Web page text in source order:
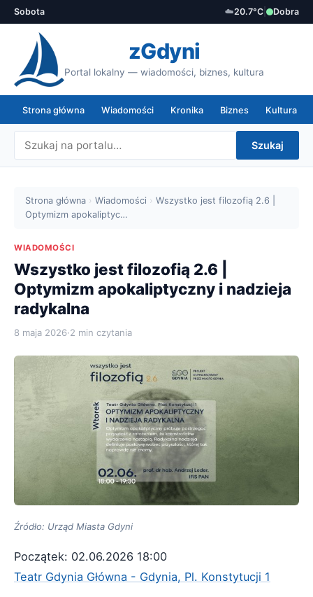
Sobota ☁️20.7°C Dobra
zGdyni
Portal lokalny — wiadomości, biznes, kultura
Strona główna Wiadomości Kronika Biznes Kultura
Szukaj
Strona główna › Wiadomości › Wszystko jest filozofią 2.6 |
Optymizm apokaliptyc…
WIADOMOŚCI
Wszystko jest filozofią 2.6 |
Optymizm apokaliptyczny i nadzieja
radykalna
8 maja 2026·2 min czytania
Źródło: Urząd Miasta Gdyni
Początek: 02.06.2026 18:00
Teatr Gdynia Główna - Gdynia, Pl. Konstytucji 1